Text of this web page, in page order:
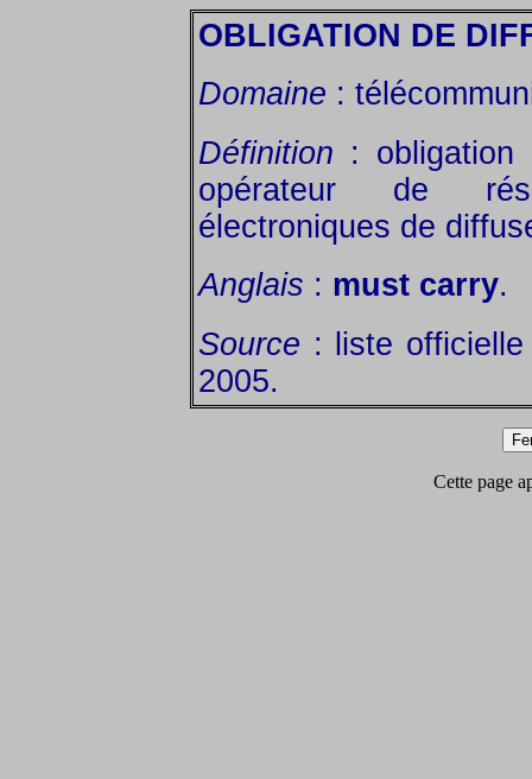
OBLIGATION DE
Domaine :
Définition : obligation
opérateur de
électroniques de
Anglais : must carry.
Source : liste
2005.
Cette page